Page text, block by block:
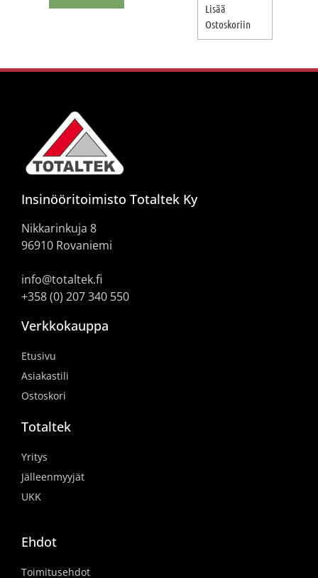
Lisää
Ostoskoriin
Insinööritoimisto Totaltek Ky
Nikkarinkuja 8
96910 Rovaniemi
info@totaltek.fi
+358 (0) 207 340 550
Verkkokauppa
Etusivu
Asiakastili
Ostoskori
Totaltek
Yritys
Jälleenmyyjät
UKK
Ehdot
Toimitusehdot